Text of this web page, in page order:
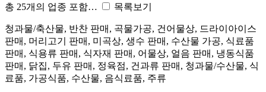
총 25개의 업종 포함…
목록보기
청과물/축산물, 반찬 판매, 곡물가공, 건어물상, 드라이아이스
판매, 머리고기 판매, 미곡상, 생수 판매, 수산물 가공, 식료품
판매, 식용류 판매, 식자재 판매, 어물상, 얼음 판매, 냉동식품
판매, 닭집, 두유 판매, 정육점, 건과류 판매, 청과물/수산물, 식
료품, 가공식품, 수산물, 음식료품, 주류